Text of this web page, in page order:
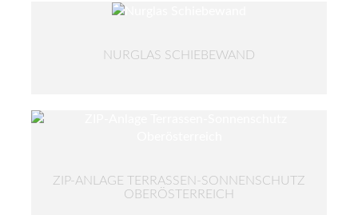
NURGLAS SCHIEBEWAND
ZIP-ANLAGE TERRASSEN-SONNENSCHUTZ
OBERÖSTERREICH